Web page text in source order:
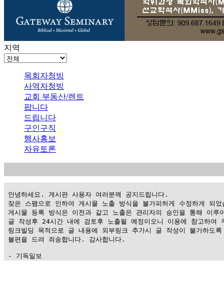
지역
목회자청빙
사역자청빙
교회 부동산/렌트
팝니다
드립니다
구인구직
행사홍보
자유토론
안녕하세요. 게시판 사용자 여러분께 공지드립니다.
잦은 스팸으로 인하여 게시물 노출 방식을 불가피하게 수정하게 되었
게시물 등록 방식은 이전과 같고 노출은 관리자의 승인을 통해 이루
글 작성후 24시간 내에 검토후 노출될 예정이오니 이용에 참고하여
링크빌딩 목적으로 글 내용에 외부링크 추가시 글 작성이 불가하도
불편을 드려 죄송합니다. 감사합니다.
- 기독일보